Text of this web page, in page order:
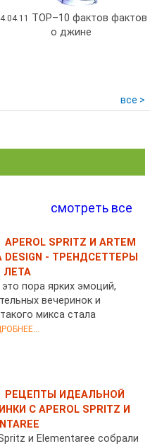
ТОР–10 фактов фактов
о джине
все >
смотреть все
APEROL SPRITZ И ARTEM
DESIGN - ТРЕНДСЕТТЕРЫ
ЛЕТА
пора ярких эмоций,
вечеринок и
микса стала
РЕЦЕПТЫ ИДЕАЛЬНОЙ
С APEROL SPRITZ И
и Elementaree собрали